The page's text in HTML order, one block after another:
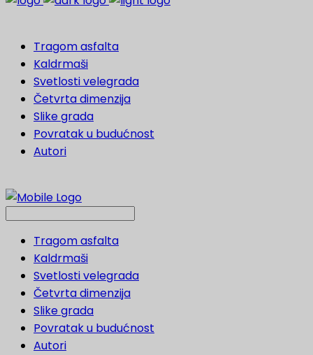
Tragom asfalta
Kaldrmaši
Svetlosti velegrada
Četvrta dimenzija
Slike grada
Povratak u budućnost
Autori
Tragom asfalta
Kaldrmaši
Svetlosti velegrada
Četvrta dimenzija
Slike grada
Povratak u budućnost
Autori